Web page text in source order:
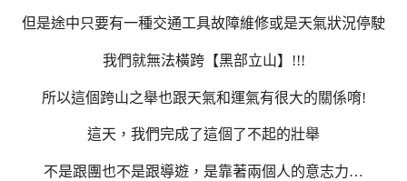
但是途中只要有一種交通工具故障維修或是天氣狀況停駛
我們就無法橫跨【黑部立山】!!!
所以這個跨山之舉也跟天氣和運氣有很大的關係唷!
這天，我們完成了這個了不起的壯舉
不是跟團也不是跟導遊，是靠著兩個人的意志力…